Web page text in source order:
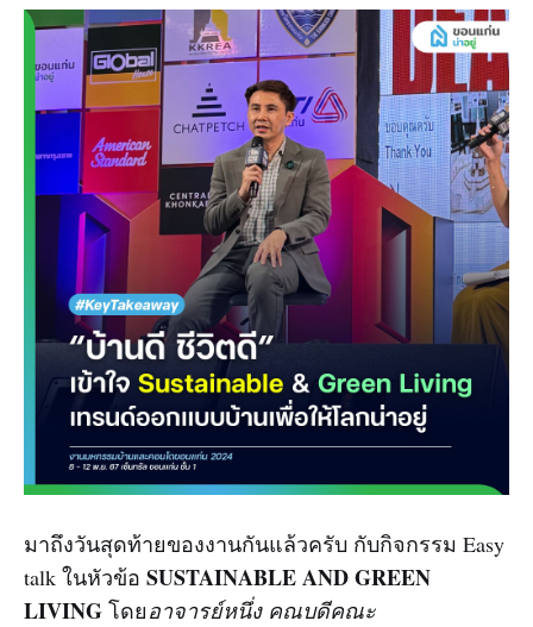
มาถึงวันสุดท้ายของงานกันแล้วครับ กับกิจกรรม Easy
talk ในหัวข้อ SUSTAINABLE AND GREEN
LIVING โดยอาจารย์หนึ่ง คณบดีคณะ